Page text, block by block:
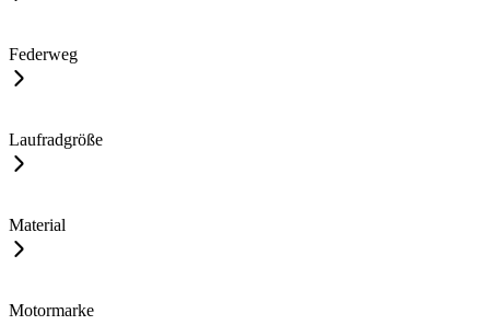
Federweg
Laufradgröße
Material
Motormarke